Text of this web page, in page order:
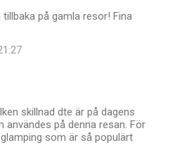
på gamla resor! Fina
skillnad dte är på dagens
användes på denna resan. För
som är så populärt